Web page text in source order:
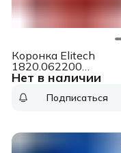
Нет в наличии
Коронка Elitech
1820.062200
универсал. Д=68мм
Подписаться